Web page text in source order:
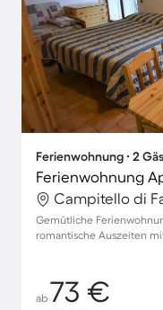
Ferienwohnung ∙ 2
Ferienwohnung
Campitello di
Gemütliche
romantische Auszeiten
ab 73 €